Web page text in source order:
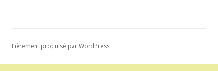
Fièrement propulsé par WordPress